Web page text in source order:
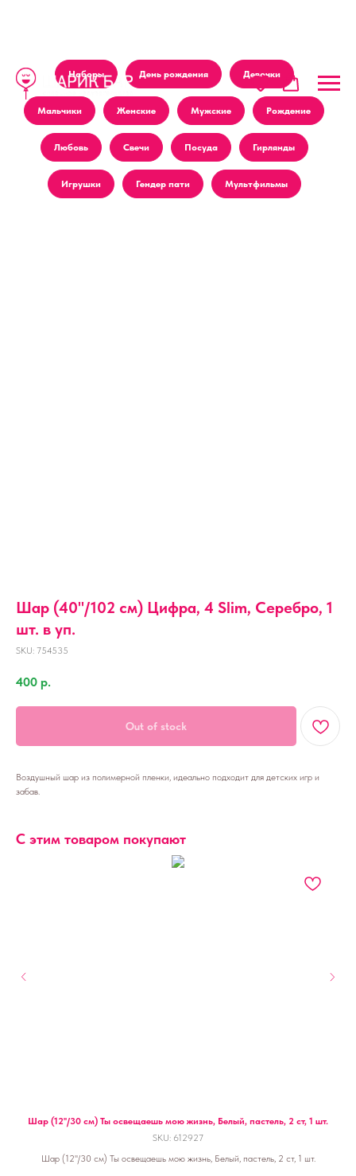
Наборы День рождения Девочки
Мальчики Женские Мужские Рождение
Любовь Свечи Посуда Гирлянды
Игрушки Гендер пати Мультфильмы
Шар (40''/102 см) Цифра, 4 Slim, Серебро, 1
шт. в уп.
SKU: 754535
400 р.
Out of stock
Воздушный шар из полимерной пленки, идеально подходит для детских игр и
забав.
С этим товаром покупают
Шар (12''/30 см) Ты освещаешь мою жизнь, Белый, пастель, 2 ст, 1 шт.
SKU: 612927
Шар (12''/30 см) Ты освещаешь мою жизнь, Белый, пастель, 2 ст, 1 шт.